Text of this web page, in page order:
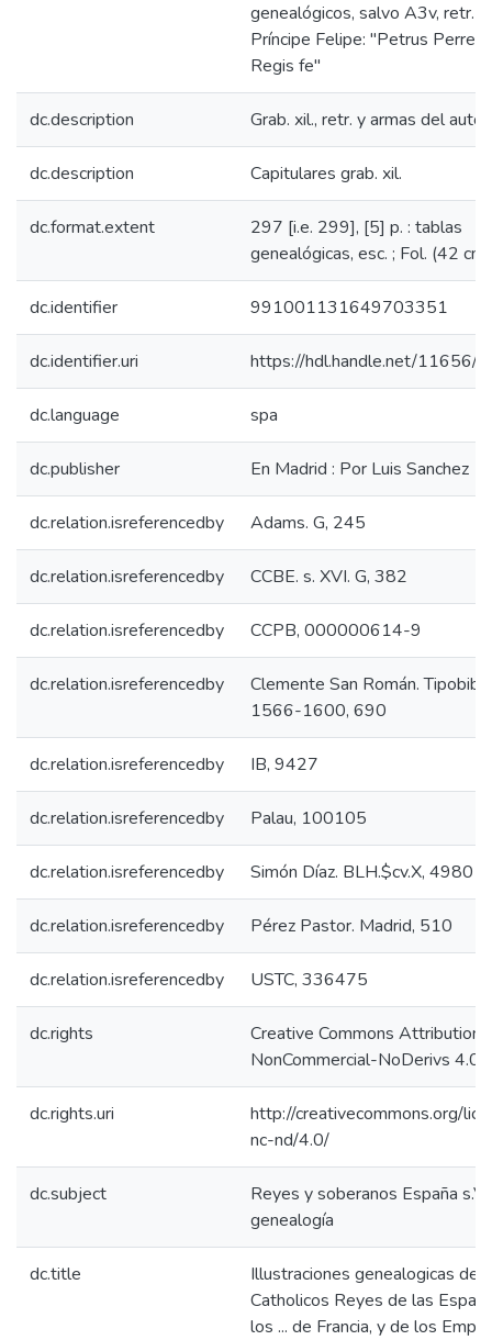
genealógicos, salvo A3v, retr.
Príncipe Felipe: "Petrus Perret
Regis fe"
dc.description Grab. xil., retr. y armas del
dc.description Capitulares grab. xil.
dc.format.extent
297 [i.e. 299], [5] p. : tablas
genealógicas, esc. ; Fol. (42 cm)
dc.identifier 991001131649703351
dc.identifier.uri https://hdl.handle.net/11656/
dc.language spa
dc.publisher En Madrid : Por Luis Sanchez
dc.relation.isreferencedby Adams. G, 245
dc.relation.isreferencedby CCBE. s. XVI. G, 382
dc.relation.isreferencedby CCPB, 000000614-9
dc.relation.isreferencedby
Clemente San Román.
1566-1600, 690
dc.relation.isreferencedby IB, 9427
dc.relation.isreferencedby Palau, 100105
dc.relation.isreferencedby Simón Díaz. BLH.$cv.X, 4980
dc.relation.isreferencedby Pérez Pastor. Madrid, 510
dc.relation.isreferencedby USTC, 336475
dc.rights
Creative Commons Attribution-
NonCommercial-NoDerivs 4.0
dc.rights.uri
http://creativecommons.org/
nc-nd/4.0/
dc.subject
Reyes y soberanos España
genealogía
dc.title
Illustraciones genealogicas de
Catholicos Reyes de las
los ... de Francia, y de los